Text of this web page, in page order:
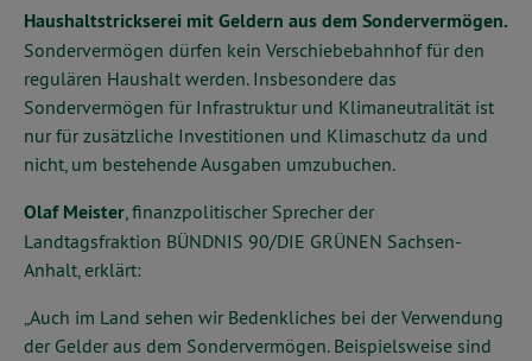
Haushaltstrickserei mit Geldern aus dem Sondervermögen.
Sondervermögen dürfen kein Verschiebebahnhof für den
regulären Haushalt werden. Insbesondere das
Sondervermögen für Infrastruktur und Klimaneutralität ist
nur für zusätzliche Investitionen und Klimaschutz da und
nicht, um bestehende Ausgaben umzubuchen.
Olaf Meister, finanzpolitischer Sprecher der
Landtagsfraktion BÜNDNIS 90/DIE GRÜNEN Sachsen-
Anhalt, erklärt:
„Auch im Land sehen wir Bedenkliches bei der Verwendung
der Gelder aus dem Sondervermögen. Beispielsweise sind